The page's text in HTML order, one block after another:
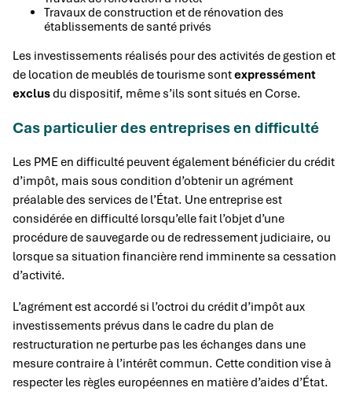
Travaux de construction et de rénovation des
établissements de santé privés
Les investissements réalisés pour des activités de gestion et
de location de meublés de tourisme sontexpressément
exclusdu dispositif, même s’ils sont situés en Corse.
Cas particulier des entreprises en difficulté
Les PME en difficulté peuvent également bénéficier du crédit
d’impôt, mais sous condition d’obtenir un agrément
préalable des services de l’État. Une entreprise est
considérée en difficulté lorsqu’elle fait l’objet d’une
procédure de sauvegarde ou de redressement judiciaire, ou
lorsque sa situation financière rend imminente sa cessation
d’activité.
L’agrément est accordé si l’octroi du crédit d’impôt aux
investissements prévus dans le cadre du plan de
restructuration ne perturbe pas les échanges dans une
mesure contraire à l’intérêt commun. Cette condition vise à
respecter les règles européennes en matière d’aides d’État.